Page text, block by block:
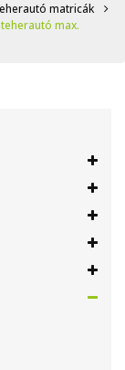
matricák
max.